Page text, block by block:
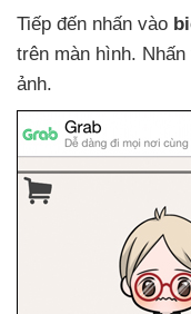
Tiếp đến nhấn vào
trên màn hình.
ảnh.